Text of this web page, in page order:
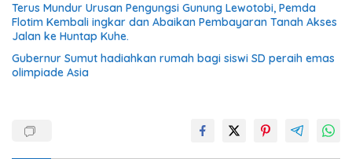
Terus Mundur Urusan Pengungsi Gunung Lewotobi, Pemda
Flotim Kembali ingkar dan Abaikan Pembayaran Tanah Akses
Jalan ke Huntap Kuhe.
Gubernur Sumut hadiahkan rumah bagi siswi SD peraih emas
olimpiade Asia